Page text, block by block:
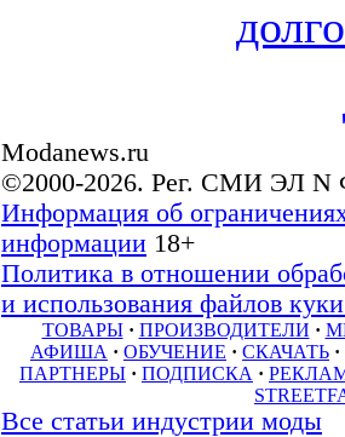
Modanews.ru
©2000-2026. Рег. СМИ ЭЛ N
Информация об
информации 18+
Политика в отношении
и использования файлов
ТОВАРЫ · ПРОИЗВОДИТЕЛИ ·
АФИША · ОБУЧЕНИЕ · СКАЧАТЬ ·
ПАРТНЕРЫ · ПОДПИСКА ·
Все статьи индустрии моды